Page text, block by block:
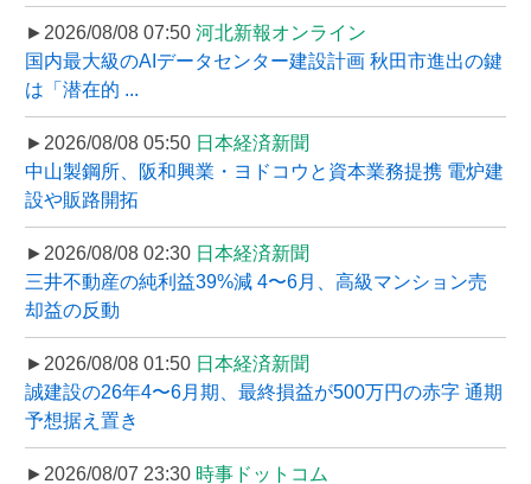
►2026/08/08 07:50 河北新報オンライン
国内最大級のAIデータセンター建設計画 秋田市進出の鍵
は「潜在的 ...
►2026/08/08 05:50 日本経済新聞
中山製鋼所、阪和興業・ヨドコウと資本業務提携 電炉建
設や販路開拓
►2026/08/08 02:30 日本経済新聞
三井不動産の純利益39%減 4〜6月、高級マンション売
却益の反動
►2026/08/08 01:50 日本経済新聞
誠建設の26年4〜6月期、最終損益が500万円の赤字 通期
予想据え置き
►2026/08/07 23:30 時事ドットコム